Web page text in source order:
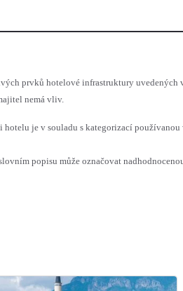
prvků hotelové infrastruktury uvedených
nemá vliv.
je v souladu s kategorizací
popisu může označovat